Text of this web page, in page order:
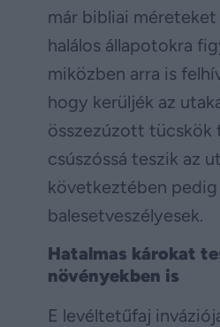
már bibliai
halálos állapotokra
miközben arra is
hogy kerüljék az
összezúzott tücskök
csúszóssá teszik az
következtében pedig
balesetveszélyesek.
Hatalmas károkat
növényekben is
E levéltetűfaj